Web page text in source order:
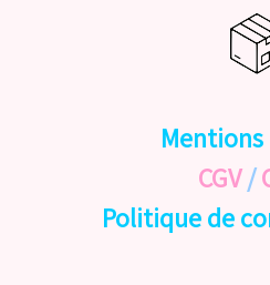
Mentions
CGV/
Politique de